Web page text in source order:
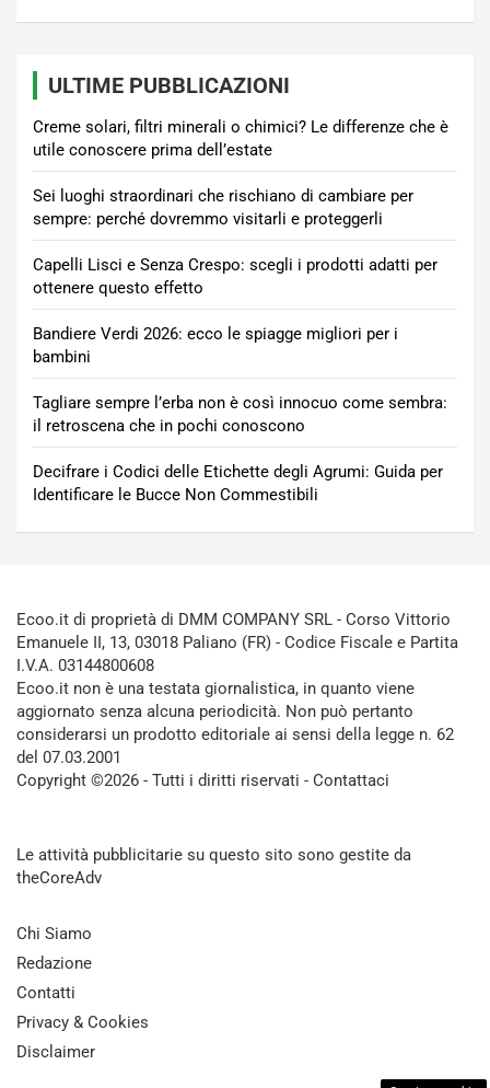
ULTIME PUBBLICAZIONI
Creme solari, filtri minerali o chimici? Le differenze che è
utile conoscere prima dell’estate
Sei luoghi straordinari che rischiano di cambiare per
sempre: perché dovremmo visitarli e proteggerli
Capelli Lisci e Senza Crespo: scegli i prodotti adatti per
ottenere questo effetto
Bandiere Verdi 2026: ecco le spiagge migliori per i
bambini
Tagliare sempre l’erba non è così innocuo come sembra:
il retroscena che in pochi conoscono
Decifrare i Codici delle Etichette degli Agrumi: Guida per
Identificare le Bucce Non Commestibili
Ecoo.it di proprietà di DMM COMPANY SRL - Corso Vittorio
Emanuele II, 13, 03018 Paliano (FR) - Codice Fiscale e Partita
I.V.A. 03144800608
Ecoo.it non è una testata giornalistica, in quanto viene
aggiornato senza alcuna periodicità. Non può pertanto
considerarsi un prodotto editoriale ai sensi della legge n. 62
del 07.03.2001
Copyright ©2026 - Tutti i diritti riservati - Contattaci
Le attività pubblicitarie su questo sito sono gestite da
theCoreAdv
Chi Siamo
Redazione
Contatti
Privacy & Cookies
Disclaimer